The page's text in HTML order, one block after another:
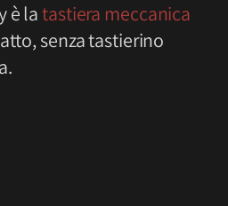
è latastiera meccanica
senza tastierino